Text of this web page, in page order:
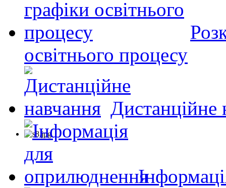
освітнього процесу
Дистанційне